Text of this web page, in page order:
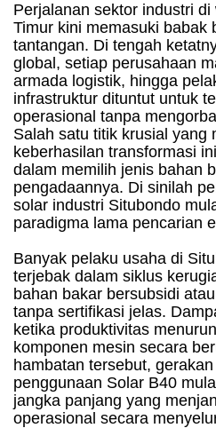
Perjalanan sektor industri
Timur kini memasuki babak
tantangan. Di tengah
global, setiap perusahaan
armada logistik, hingga
infrastruktur dituntut untuk
operasional tanpa
Salah satu titik krusial yang
keberhasilan transformasi
dalam memilih jenis bahan
pengadaannya. Di sinilah
solar industri Situbondo
paradigma lama pencarian
Banyak pelaku usaha di
terjebak dalam siklus
bahan bakar bersubsidi
tanpa sertifikasi jelas.
ketika produktivitas
komponen mesin secara
hambatan tersebut,
penggunaan Solar B40
jangka panjang yang
operasional secara